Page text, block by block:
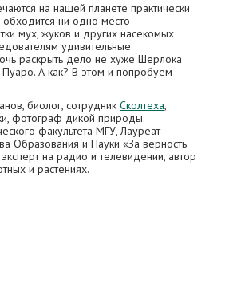
на нашей планете практически
ни одно место
мух, жуков и других насекомых
удивительные
раскрыть дело не хуже Шерлока
А как? В этом и попробуем
биолог, сотрудник Сколтеха,
фотограф дикой природы.
факультета МГУ, Лауреат
Образования и Науки «За верность
на радио и телевидении, автор
и растениях.